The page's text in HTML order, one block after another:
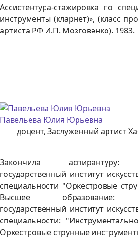
Ассистентура-стажировка по
инструменты (кларнет)», (класс
артиста РФ И.П. Мозговенко). 1983.
Павельева Юлия Юрьевна
доцент, Заслуженный артист
Закончила аспирантуру:
государственный институт
специальности "Оркестровые
Высшее образование:
государственный институт
специальности:
Оркестровые струнные